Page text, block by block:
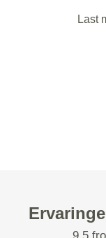
Last